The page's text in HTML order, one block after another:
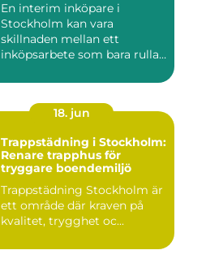
En interim inköpare i
Stockholm kan vara
skillnaden mellan ett
inköpsarbete som bara rullar
18. jun
Trappstädning i Stockholm:
Renare trapphus för
tryggare boendemiljö
Trappstädning Stockholm är
ett område där kraven på
kvalitet, trygghet oc...